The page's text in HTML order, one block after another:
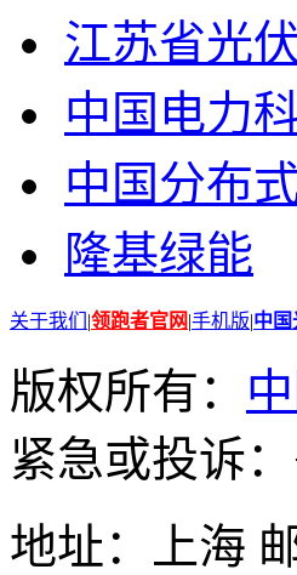
江苏省光
中国电力
中国分布
隆基绿能
关于我们 |领跑者官网|手机版|中
版权所有：
紧急或投诉
地址：上海